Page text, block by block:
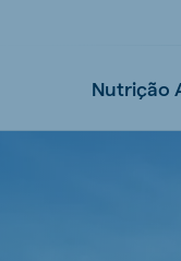
Nutrição